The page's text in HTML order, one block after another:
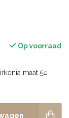
Op voorraad
maat 54.